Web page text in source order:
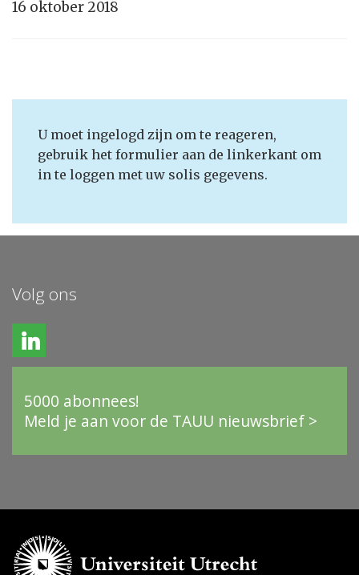
16 oktober 2018
U moet ingelogd zijn om te reageren,
gebruik het formulier aan de linkerkant om
in te loggen met uw solis gegevens.
Volg ons
5000 abonnees!
Meld je aan voor de TAUU nieuwsbrief >